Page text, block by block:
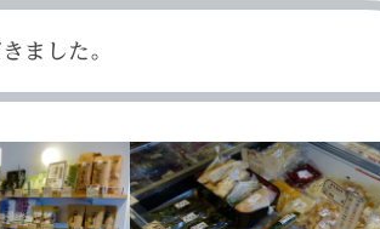
ました。